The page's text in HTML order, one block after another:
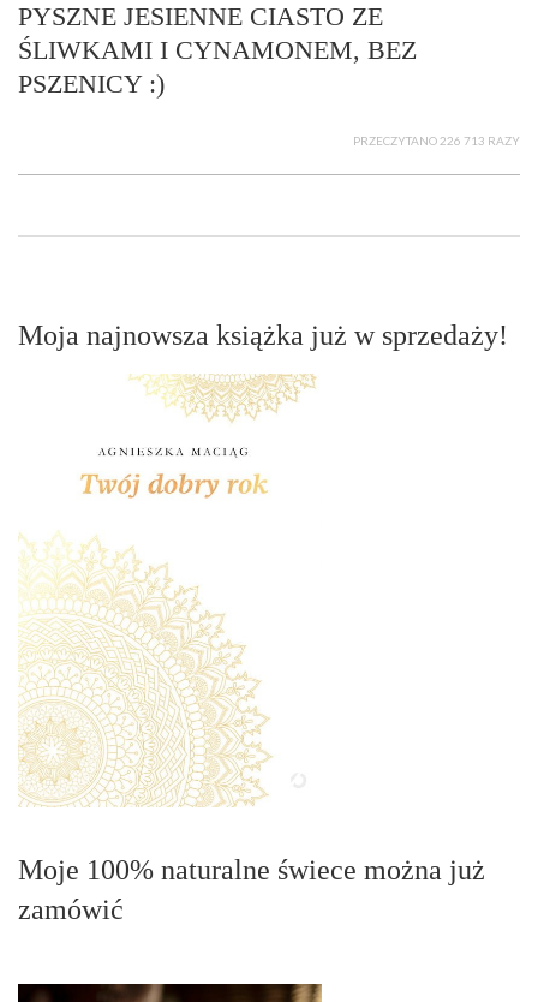
PYSZNE JESIENNE CIASTO ZE
ŚLIWKAMI I CYNAMONEM, BEZ
PSZENICY :)
PRZECZYTANO 226 713 RAZY
Moja najnowsza książka już w sprzedaży!
Moje 100% naturalne świece można już
zamówić